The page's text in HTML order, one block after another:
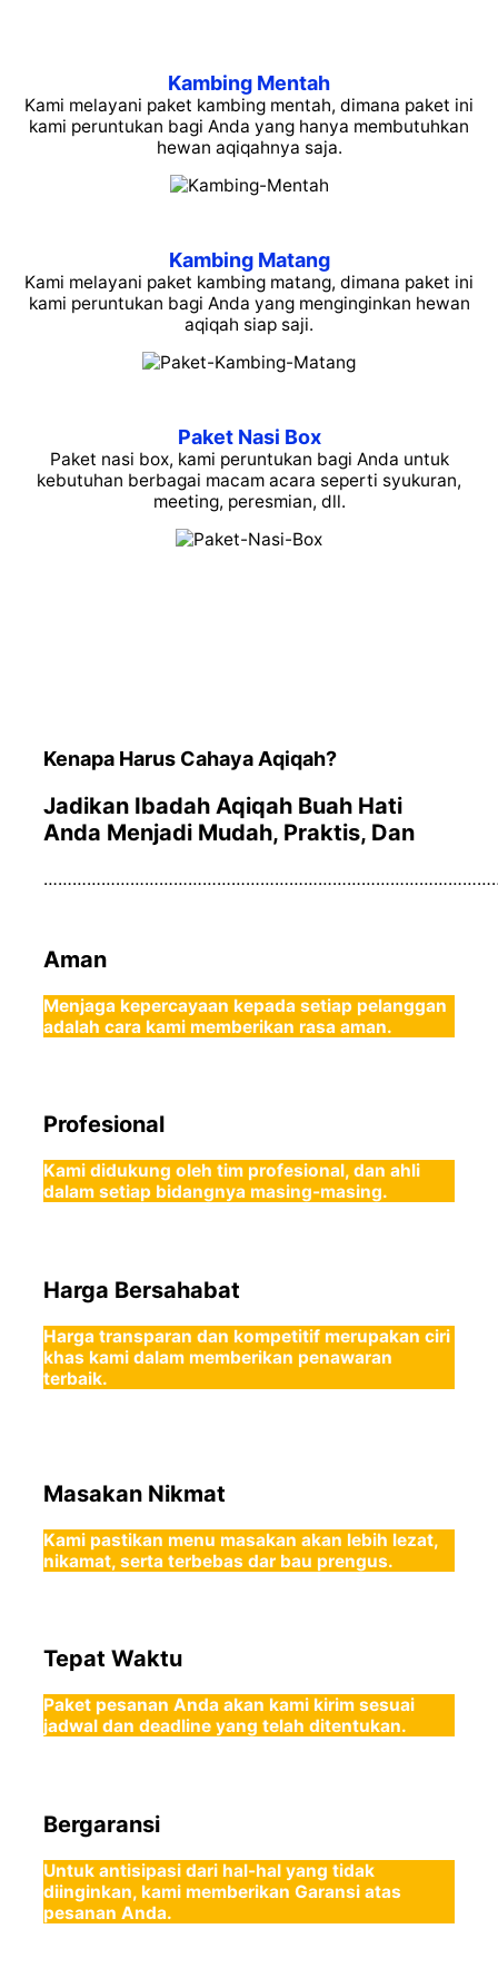
Kambing Mentah
Kami melayani paket kambing mentah, dimana paket ini
kami peruntukan bagi Anda yang hanya membutuhkan
hewan aqiqahnya saja.
Kambing Matang
Kami melayani paket kambing matang, dimana paket ini
kami peruntukan bagi Anda yang menginginkan hewan
aqiqah siap saji.
Paket Nasi Box
Paket nasi box, kami peruntukan bagi Anda untuk
kebutuhan berbagai macam acara seperti syukuran,
meeting, peresmian, dll.
Kenapa Harus Cahaya Aqiqah?
Jadikan Ibadah Aqiqah Buah Hati
Anda Menjadi Mudah, Praktis, Dan
Aman
Menjaga kepercayaan kepada setiap pelanggan
adalah cara kami memberikan rasa aman.
Profesional
Kami didukung oleh tim profesional, dan ahli
dalam setiap bidangnya masing-masing.
Harga Bersahabat
Harga transparan dan kompetitif merupakan ciri
khas kami dalam memberikan penawaran
terbaik.
Masakan Nikmat
Kami pastikan menu masakan akan lebih lezat,
nikamat, serta terbebas dar bau prengus.
Tepat Waktu
Paket pesanan Anda akan kami kirim sesuai
jadwal dan deadline yang telah ditentukan.
Bergaransi
Untuk antisipasi dari hal-hal yang tidak
diinginkan, kami memberikan Garansi atas
pesanan Anda.